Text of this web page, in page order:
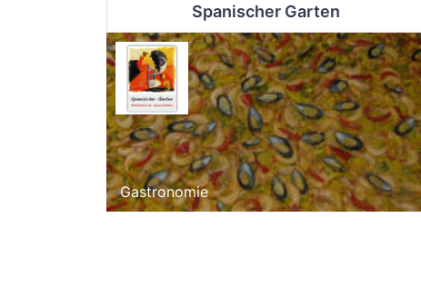
Spanischer Garten
Gastronomie